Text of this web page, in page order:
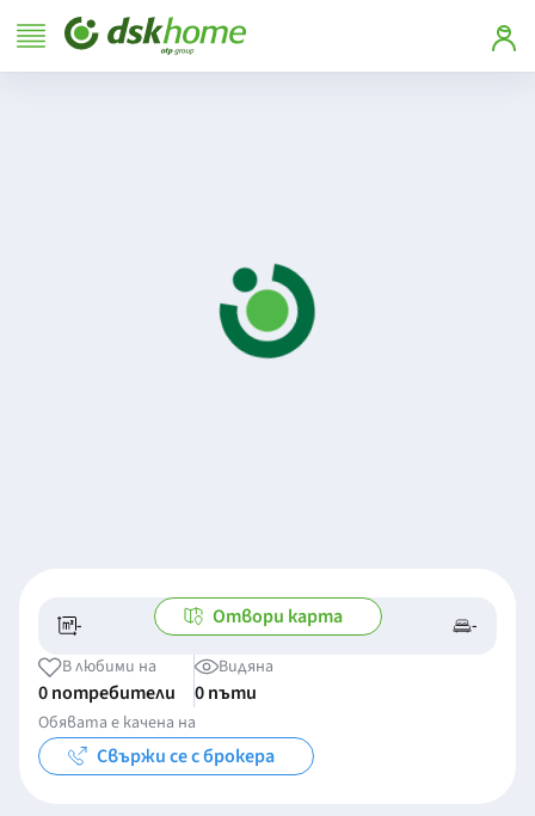
- -/- -
Отвори карта
В любими на
0 потребители
Видяна
0 пъти
Обявата е качена на
Свържи се с брокера